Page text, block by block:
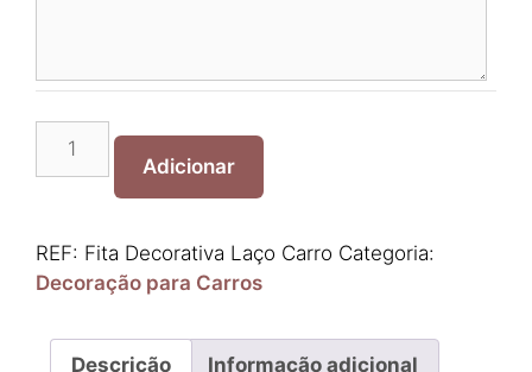
Quantidade
Laço
Carro
Adicionar
REF: Fita Decorativa Laço Carro Categoria:
Decoração para Carros
Descrição Informação adicional